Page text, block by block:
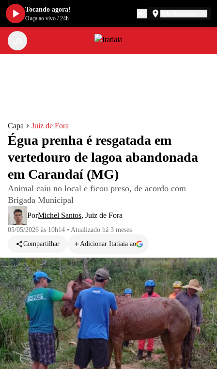
Capa Juiz de Fora
Égua prenha é resgatada em
vertedouro de lagoa abandonada
em Carandaí (MG)
Animal caiu no local e ficou preso, de acordo com
Brigada Municipal
PorMichel Santos, Juiz de Fora
05/05/2026 às 10h14 • Atualizado há 3 meses
Compartilhar
Adicionar Itatiaia ao
Tocando agora!
Ouça ao vivo /24h